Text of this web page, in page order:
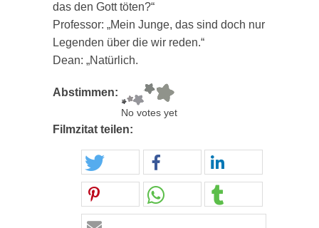
das den Gott töten?“
Professor: „Mein Junge, das sind doch nur
Legenden über die wir reden.“
Dean: „Natürlich.
Abstimmen:
No votes yet
Filmzitat teilen: